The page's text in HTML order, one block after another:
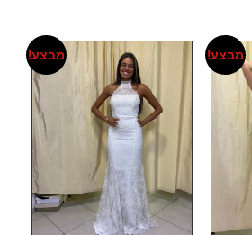
מבצע! מבצע!